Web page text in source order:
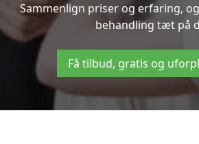
Sammenlign priser og erfaring,
behandling tæt på
Få tilbud, gratis og